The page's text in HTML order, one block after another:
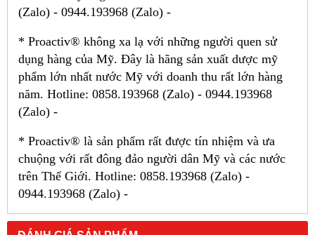
(Zalo) - 0944.193968 (Zalo) -
* Proactiv® không xa lạ với những người quen sử
dụng hàng của Mỹ. Đây là hãng sản xuất dược mỹ
phẩm lớn nhất nước Mỹ với doanh thu rất lớn hàng
năm. Hotline: 0858.193968 (Zalo) - 0944.193968
(Zalo) -
* Proactiv® là sản phẩm rất được tín nhiệm và ưa
chuộng với rất đông đảo người dân Mỹ và các nước
trên Thế Giới. Hotline: 0858.193968 (Zalo) -
0944.193968 (Zalo) -